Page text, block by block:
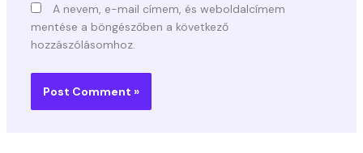
A nevem, e-mail címem, és weboldalcímem
mentése a böngészőben a következő
hozzászólásomhoz.